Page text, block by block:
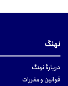
نهنگ
دربارهٔ نهنگ
قوانین و مقررات